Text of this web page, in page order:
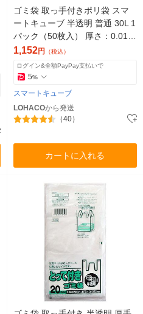
ゴミ袋 取っ手付きポリ袋 スマ
ートキューブ 半透明 普通 30L 1
パック（50枚入） 厚さ：0.017
mm 日本サニパック
1,152円 （税込）
ログイン&全額PayPay支払いで
5%
スマートキューブ
LOHACOから発送
（40）
カートに入れる